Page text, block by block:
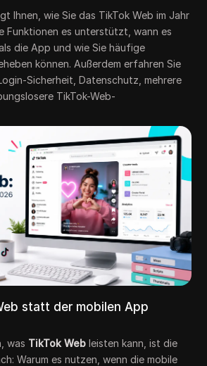
Ihnen, wie Sie das TikTok Web im Jahr
Funktionen es unterstützt, wann es
die App und wie Sie häufige
können. Außerdem erfahren Sie
Sicherheit, Datenschutz, mehrere
TikTok-Web-
statt der mobilen App
was TikTok Web leisten kann, ist die
Warum es nutzen, wenn die mobile